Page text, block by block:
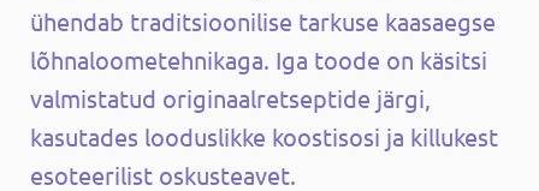
ühendab traditsioonilise tarkuse kaasaegse
lõhnaloometehnikaga. Iga toode on käsitsi
valmistatud originaalretseptide järgi,
kasutades looduslikke koostisosi ja killukest
esoteerilist oskusteavet.